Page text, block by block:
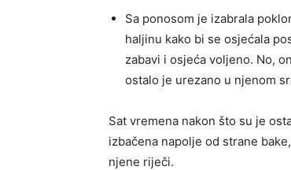
Sa ponosom je izabrala
haljinu kako bi se osjećala
zabavi i osjeća voljeno. No,
ostalo je urezano u njenom
Sat vremena nakon što su je
izbačena napolje od strane
njene riječi.